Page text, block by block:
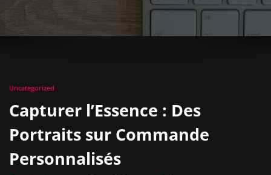
Uncategorized
Capturer l’Essence : Des
Portraits sur Commande
Personnalisés